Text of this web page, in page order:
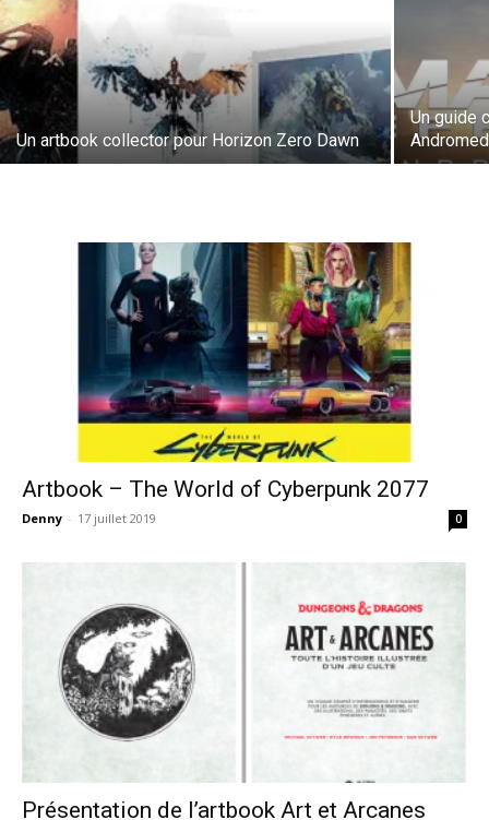
Un artbook collector pour Horizon Zero Dawn
Un guide
Artbook – The World of Cyberpunk 2077
Denny - 17 juillet 2019 0
Présentation de l’artbook Art et Arcanes